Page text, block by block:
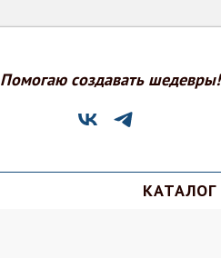
Помогаю создавать шедевры!
КАТАЛОГ